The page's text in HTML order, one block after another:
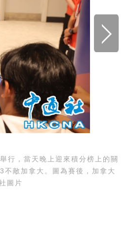
，當天晚上迎來積分榜上的關
敵加拿大。圖為賽後，加拿大
圖片